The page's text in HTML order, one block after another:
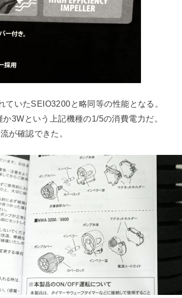
いたSEIO3200と略同等の性能となる。
3Wという上記機種の1/5の消費電力だ。
が確認できた。